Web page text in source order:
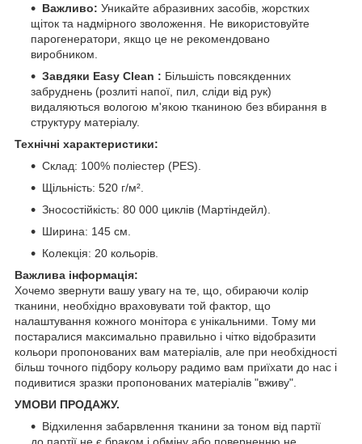
Важливо: Уникайте абразивних засобів, жорстких
щіток та надмірного зволоження. Не використовуйте
парогенератори, якщо це не рекомендовано
виробником.
Завдяки Easy Clean : Більшість повсякденних
забруднень (розлиті напої, пил, сліди від рук)
видаляються вологою м'якою тканиною без вбирання в
структуру матеріалу.
Технічні характеристики:
Склад: 100% поліестер (PES).
Щільність: 520 г/м².
Зносостійкість: 80 000 циклів (Мартіндейл).
Ширина: 145 см.
Колекція: 20 кольорів.
Важлива інформація:
Хочемо звернути вашу увагу на те, що, обираючи колір
тканини, необхідно враховувати той фактор, що
налаштування кожного монітора є унікальними. Тому ми
постаралися максимально правильно і чітко відобразити
кольори пропонованих вам матеріалів, але при необхідності
більш точного підбору кольору радимо вам приїхати до нас і
подивитися зразки пропонованих матеріалів "вживу".
УМОВИ ПРОДАЖУ.
Відхилення забарвлення тканини за тоном від партії
до партії не є браком і обміну або поверненню не